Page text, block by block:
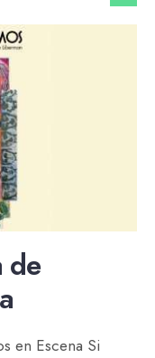
de
en Escena Si